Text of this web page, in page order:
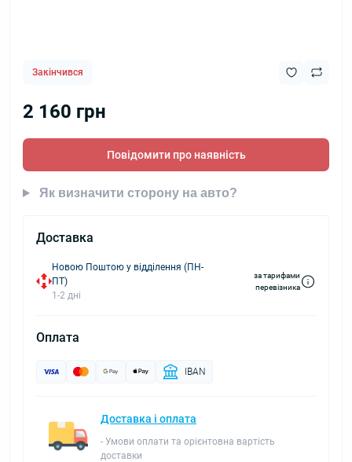
Закінчився
2 160 грн
Повідомити про наявність
Як визначити сторону на авто?
Доставка
Новою Поштою у відділення (ПН-
ПТ)
1-2 дні
за тарифами
перевізника
Оплата
IBAN
Доставка і оплата
- Умови оплати та орієнтовна вартість
доставки